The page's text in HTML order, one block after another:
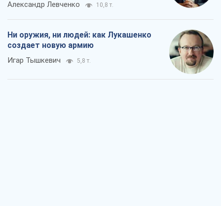
Александр Левченко 10,8 т.
Ни оружия, ни людей: как Лукашенко
создает новую армию
Игар Тышкевич 5,8 т.